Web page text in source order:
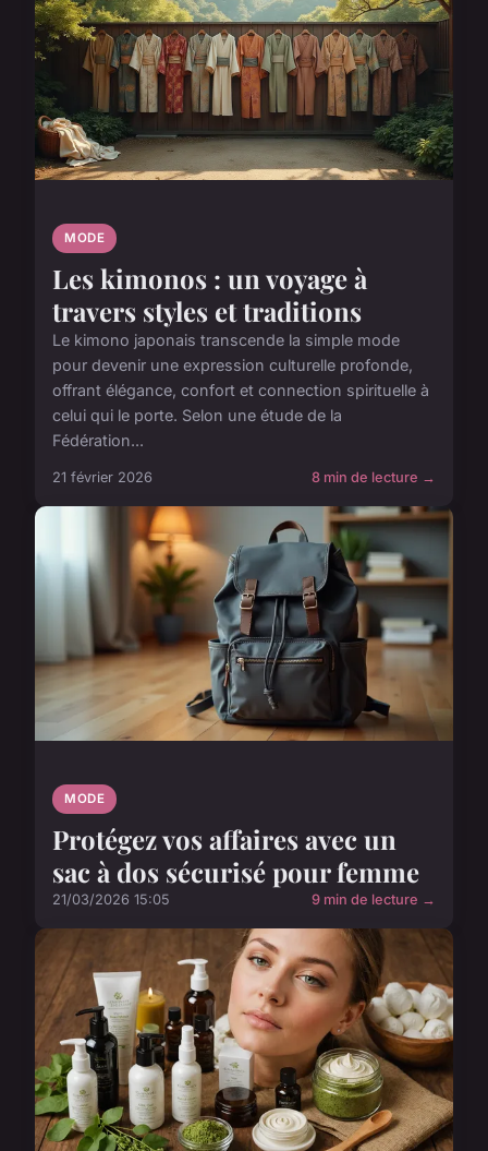
MODE
Les kimonos : un voyage à
travers styles et traditions
Le kimono japonais transcende la simple mode
pour devenir une expression culturelle profonde,
offrant élégance, confort et connection spirituelle à
celui qui le porte. Selon une étude de la
Fédération...
21 février 2026 8 min de lecture →
MODE
Protégez vos affaires avec un
sac à dos sécurisé pour femme
21/03/2026 15:05 9 min de lecture →